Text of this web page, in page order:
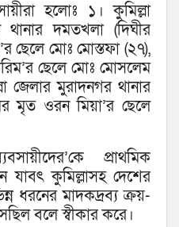
হলোঃ ১। কুমিল্লা
দমতখলা (দিঘীর
ছেলে মোঃ মোস্তফা (২৭),
ছেলে মোঃ মোসলেম
জেলার মুরাদনগর থানার
মৃত ওরন মিয়া’র ছেলে
প্রাথমিক
যাবৎ কুমিল্লাসহ দেশের
ধরনের মাদকদ্রব্য ক্রয়-
বলে স্বীকার করে।